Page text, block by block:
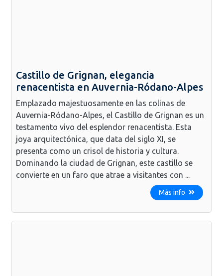
Castillo de Grignan, elegancia
renacentista en Auvernia-Ródano-Alpes
Emplazado majestuosamente en las colinas de
Auvernia-Ródano-Alpes, el Castillo de Grignan es un
testamento vivo del esplendor renacentista. Esta
joya arquitectónica, que data del siglo XI, se
presenta como un crisol de historia y cultura.
Dominando la ciudad de Grignan, este castillo se
convierte en un faro que atrae a visitantes con ...
Más info